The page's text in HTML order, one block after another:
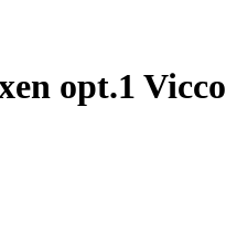
opt.1 Vicco